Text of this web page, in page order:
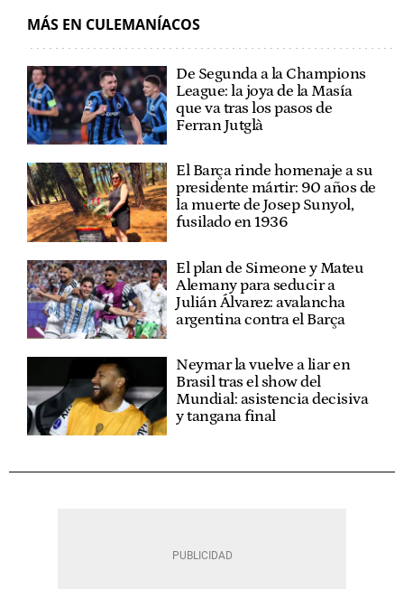
MÁS EN CULEMANÍACOS
De Segunda a la Champions
League: la joya de la Masía
que va tras los pasos de
Ferran Jutglà
El Barça rinde homenaje a su
presidente mártir: 90 años de
la muerte de Josep Sunyol,
fusilado en 1936
El plan de Simeone y Mateu
Alemany para seducir a
Julián Álvarez: avalancha
argentina contra el Barça
Neymar la vuelve a liar en
Brasil tras el show del
Mundial: asistencia decisiva
y tangana final